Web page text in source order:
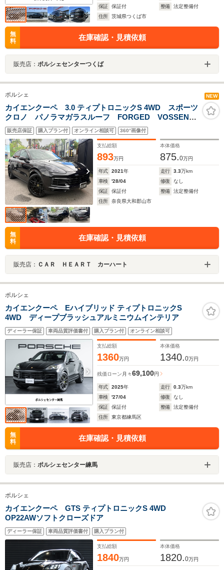
保証
保証付 整備
法定整備付
住所
茨城県つくば市
無
料
在庫確認・見積依頼
販売店： ポルシェセンターつくば
ポルシェ NEW
カイエンクーペ 3.0 ティプトロニックS 4WD スポーツ
クロノ パノラマガラスルーフ FORGED VOSSEN製
22インチアルミ メモリー付きパワーシート シートヒ
ーター 360°カメラ ポルシェアクティブセーフ 純正
アルミスタッドレス ETC2.0
販売店保証 購入プラン付 オンライン相談可 360°画像付
支払総額
893万円
本体価格
875.0万円
年式 2021年 走行 3.3万km
車検
'28/04 修復
なし
保証
保証付 整備
法定整備付
住所
奈良県大和郡山市
無
料
在庫確認・見積依頼
販売店： ＣＡＲ ＨＥＡＲＴ カーハート
ポルシェ
カイエンクーペ Eハイブリッド ティプトロニックS
4WD ディープブラッシュアルミニウムインテリア
ディーラー保証 車両品質評価書付 購入プラン付 オンライン相談可
支払総額
1360万円
本体価格
1340.0万円
残価ローン 月々69,100円
年式 2025年 走行 0.3万km
車検
'27/04 修復
なし
保証
保証付 整備
法定整備付
住所
東京都練馬区
無
料
在庫確認・見積依頼
販売店： ポルシェセンター練馬
ポルシェ
カイエンクーペ GTS ティプトロニックS 4WD
OP22AWソフトクローズドア
ディーラー保証 車両品質評価書付 購入プラン付
支払総額
1840万円
本体価格
1820.0万円